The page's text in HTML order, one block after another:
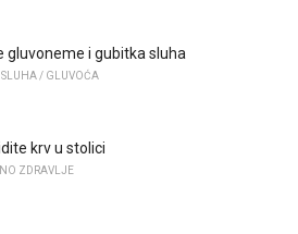
gluvoneme i gubitka sluha
SLUHA / GLUVOĆA
krv u stolici
ZDRAVLJE